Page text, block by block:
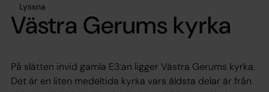
Lyssna
Västra Gerums kyrka
På slätten invid gamla E3:an ligger Västra Gerums kyrka.
Det är en liten medeltida kyrka vars äldsta delar är från